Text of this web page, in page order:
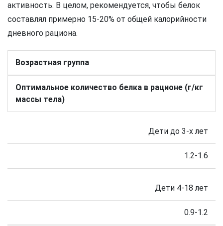
активность. В целом, рекомендуется, чтобы белок
составлял примерно 15-20% от общей калорийности
дневного рациона.
Возрастная группа
Оптимальное количество белка в рационе (г/кг
массы тела)
Дети до 3-х лет
1.2-1.6
Дети 4-18 лет
0.9-1.2